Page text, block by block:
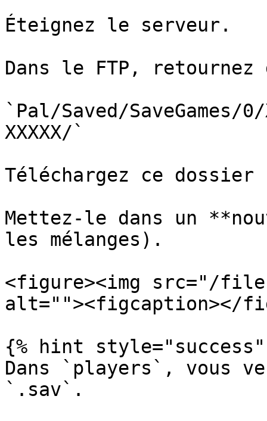
Éteignez le serveur.
Dans le FTP, retournez
`Pal/Saved/SaveGames/0/
XXXXX/`
Téléchargez ce
Mettez-le dans un
les mélanges).
<figure><img src="/
alt=""><figcaption></
{% hint style="success"
Dans `players`, vous
`.sav`.